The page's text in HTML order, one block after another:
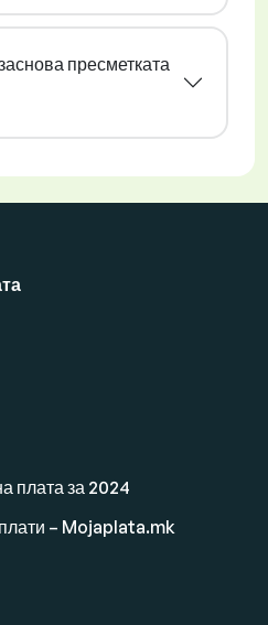
пресметката
плата за 2024
плати – Mojaplata.mk